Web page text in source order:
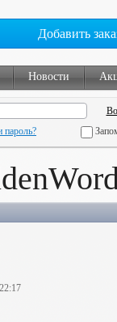
Добавить
Новости
пароль?